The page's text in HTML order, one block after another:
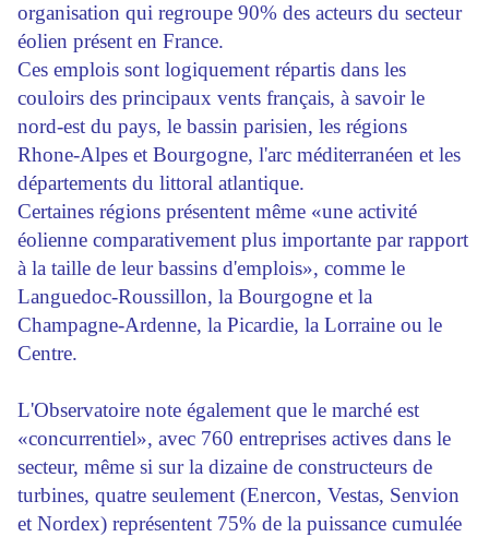
organisation qui regroupe 90% des acteurs du secteur
éolien présent en France.
Ces emplois sont logiquement répartis dans les
couloirs des principaux vents français, à savoir le
nord-est du pays, le bassin parisien, les régions
Rhone-Alpes et Bourgogne, l'arc méditerranéen et les
départements du littoral atlantique.
Certaines régions présentent même «une activité
éolienne comparativement plus importante par rapport
à la taille de leur bassins d'emplois», comme le
Languedoc-Roussillon, la Bourgogne et la
Champagne-Ardenne, la Picardie, la Lorraine ou le
Centre.
L'Observatoire note également que le marché est
«concurrentiel», avec 760 entreprises actives dans le
secteur, même si sur la dizaine de constructeurs de
turbines, quatre seulement (Enercon, Vestas, Senvion
et Nordex) représentent 75% de la puissance cumulée